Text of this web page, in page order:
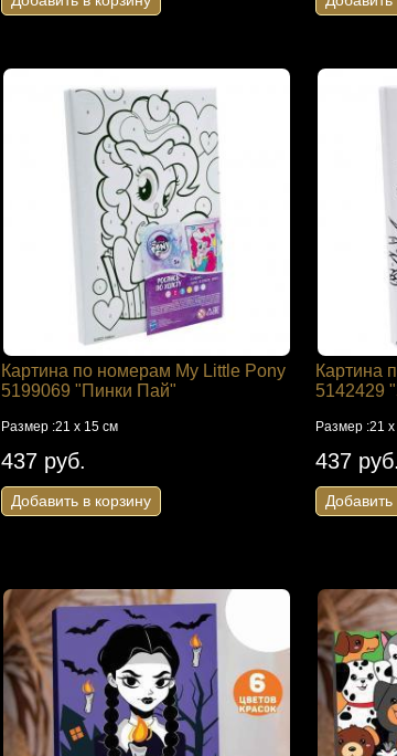
Картина по номерам My Little Pony
5199069 "Пинки Пай"
Размер :21 х 15 см
437 руб.
Добавить в корзину
Картина
5142429
Размер :21
437 руб.
Добавить